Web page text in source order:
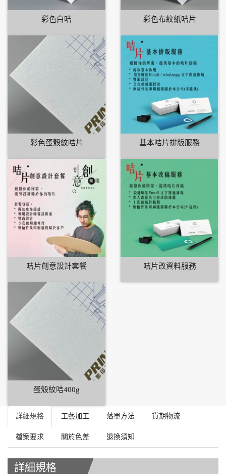
彩色白咭 彩色布紋紙咭片
彩色蛋殼紋咭片 基本咭片排版服務
咭片創意設計套餐 咭片改資料服務
蛋殼紋咭400g
詳細規格 工藝加工 落單方法 貨期物流
檔案要求 關於色差 退換須知
詳細規格